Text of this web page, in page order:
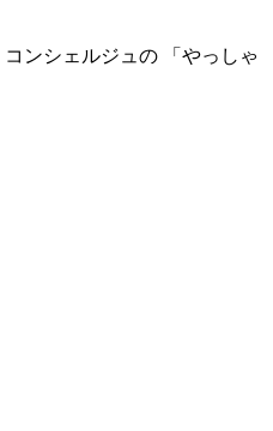
ンシェルジュの 「やっしゃ